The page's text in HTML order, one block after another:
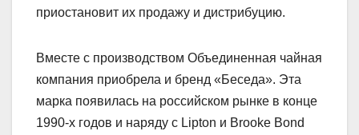
приостановит их продажу и дистрибуцию.
Вместе с производством Объединенная чайная
компания приобрела и бренд «Беседа». Эта
марка появилась на российском рынке в конце
1990-х годов и наряду с Lipton и Brooke Bond